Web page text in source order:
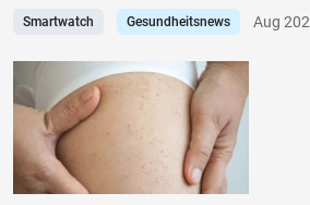
Smartwatch Gesundheitsnews Aug